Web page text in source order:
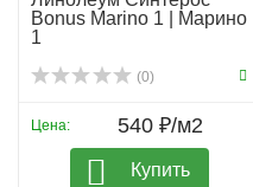
Bonus Marino 1 | Марино
1
(0)
Цена: 540 ₽/м2
Купить